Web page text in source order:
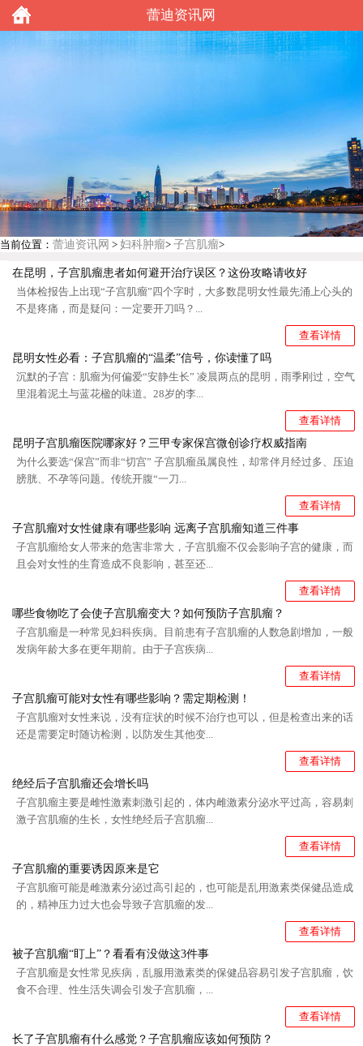
蕾迪资讯网
当前位置： 蕾迪资讯网 > 妇科肿瘤> 子宫肌瘤>
在昆明，子宫肌瘤患者如何避开治疗误区？这份攻略请收好
当体检报告上出现“子宫肌瘤”四个字时，大多数昆明女性最先涌上心头的
不是疼痛，而是疑问：一定要开刀吗？...
查看详情
昆明女性必看：子宫肌瘤的“温柔”信号，你读懂了吗
沉默的子宫：肌瘤为何偏爱“安静生长” 凌晨两点的昆明，雨季刚过，空气
里混着泥土与蓝花楹的味道。28岁的李...
查看详情
昆明子宫肌瘤医院哪家好？三甲专家保宫微创诊疗权威指南
为什么要选“保宫”而非“切宫” 子宫肌瘤虽属良性，却常伴月经过多、压迫
膀胱、不孕等问题。传统开腹“一刀...
查看详情
子宫肌瘤对女性健康有哪些影响 远离子宫肌瘤知道三件事
子宫肌瘤给女人带来的危害非常大，子宫肌瘤不仅会影响子宫的健康，而
且会对女性的生育造成不良影响，甚至还...
查看详情
哪些食物吃了会使子宫肌瘤变大？如何预防子宫肌瘤？
子宫肌瘤是一种常见妇科疾病。目前患有子宫肌瘤的人数急剧增加，一般
发病年龄大多在更年期前。由于子宫疾病...
查看详情
子宫肌瘤可能对女性有哪些影响？需定期检测！
子宫肌瘤对女性来说，没有症状的时候不治疗也可以，但是检查出来的话
还是需要定时随访检测，以防发生其他变...
查看详情
绝经后子宫肌瘤还会增长吗
子宫肌瘤主要是雌性激素刺激引起的，体内雌激素分泌水平过高，容易刺
激子宫肌瘤的生长，女性绝经后子宫肌瘤...
查看详情
子宫肌瘤的重要诱因原来是它
子宫肌瘤可能是雌激素分泌过高引起的，也可能是乱用激素类保健品造成
的，精神压力过大也会导致子宫肌瘤的发...
查看详情
被子宫肌瘤“盯上”？看看有没做这3件事
子宫肌瘤是女性常见疾病，乱服用激素类的保健品容易引发子宫肌瘤，饮
食不合理、性生活失调会引发子宫肌瘤，...
查看详情
长了子宫肌瘤有什么感觉？子宫肌瘤应该如何预防？